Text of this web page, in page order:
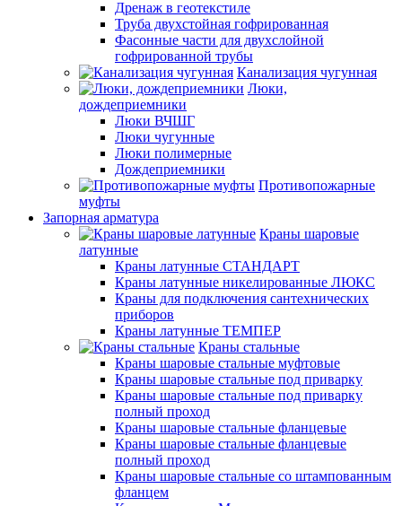
Дренаж в геотекстиле
Труба двухстойная гофрированная
Фасонные части для двухслойной
гофрированной трубы
Канализация чугунная
Люки,
дождеприемники
Люки ВЧШГ
Люки чугунные
Люки полимерные
Дождеприемники
Противопожарные
муфты
Запорная арматура
Краны шаровые
латунные
Краны латунные СТАНДАРТ
Краны латунные никелированные ЛЮКС
Краны для подключения сантехнических
приборов
Краны латунные ТЕМПЕР
Краны стальные
Краны шаровые стальные муфтовые
Краны шаровые стальные под приварку
Краны шаровые стальные под приварку
полный проход
Краны шаровые стальные фланцевые
Краны шаровые стальные фланцевые
полный проход
Краны шаровые стальные со штампованным
фланцем